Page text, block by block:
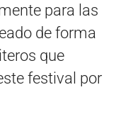
para las
de forma
que
festival por